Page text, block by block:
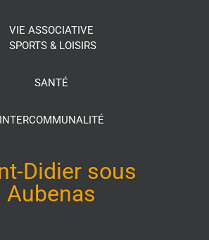
VIE ASSOCIATIVE
SPORTS & LOISIRS
SANTÉ
INTERCOMMUNALITÉ
Didier sous
Aubenas